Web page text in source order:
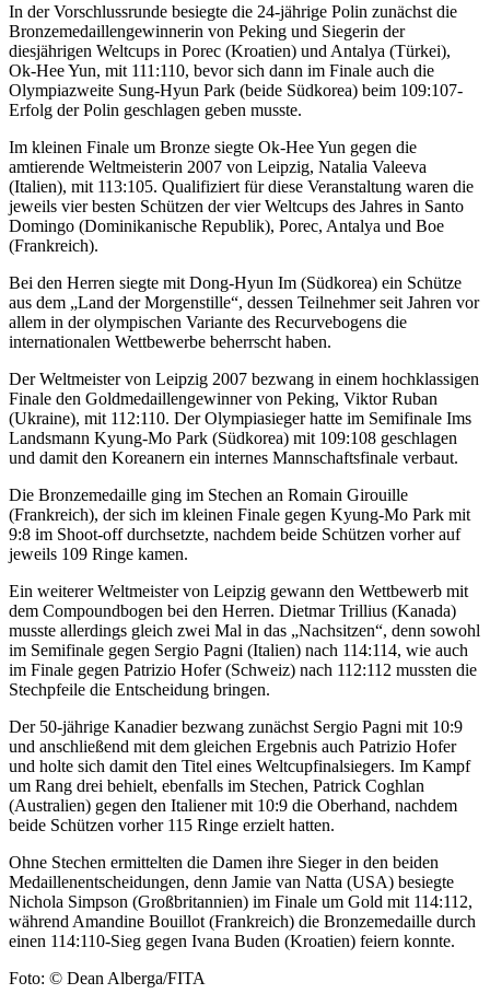
In der Vorschlussrunde besiegte die 24-jährige Polin zunächst die
Bronzemedaillengewinnerin von Peking und Siegerin der
diesjährigen Weltcups in Porec (Kroatien) und Antalya (Türkei),
Ok-Hee Yun, mit 111:110, bevor sich dann im Finale auch die
Olympiazweite Sung-Hyun Park (beide Südkorea) beim 109:107-
Erfolg der Polin geschlagen geben musste.
Im kleinen Finale um Bronze siegte Ok-Hee Yun gegen die
amtierende Weltmeisterin 2007 von Leipzig, Natalia Valeeva
(Italien), mit 113:105. Qualifiziert für diese Veranstaltung waren die
jeweils vier besten Schützen der vier Weltcups des Jahres in Santo
Domingo (Dominikanische Republik), Porec, Antalya und Boe
(Frankreich).
Bei den Herren siegte mit Dong-Hyun Im (Südkorea) ein Schütze
aus dem „Land der Morgenstille“, dessen Teilnehmer seit Jahren vor
allem in der olympischen Variante des Recurvebogens die
internationalen Wettbewerbe beherrscht haben.
Der Weltmeister von Leipzig 2007 bezwang in einem hochklassigen
Finale den Goldmedaillengewinner von Peking, Viktor Ruban
(Ukraine), mit 112:110. Der Olympiasieger hatte im Semifinale Ims
Landsmann Kyung-Mo Park (Südkorea) mit 109:108 geschlagen
und damit den Koreanern ein internes Mannschaftsfinale verbaut.
Die Bronzemedaille ging im Stechen an Romain Girouille
(Frankreich), der sich im kleinen Finale gegen Kyung-Mo Park mit
9:8 im Shoot-off durchsetzte, nachdem beide Schützen vorher auf
jeweils 109 Ringe kamen.
Ein weiterer Weltmeister von Leipzig gewann den Wettbewerb mit
dem Compoundbogen bei den Herren. Dietmar Trillius (Kanada)
musste allerdings gleich zwei Mal in das „Nachsitzen“, denn sowohl
im Semifinale gegen Sergio Pagni (Italien) nach 114:114, wie auch
im Finale gegen Patrizio Hofer (Schweiz) nach 112:112 mussten die
Stechpfeile die Entscheidung bringen.
Der 50-jährige Kanadier bezwang zunächst Sergio Pagni mit 10:9
und anschließend mit dem gleichen Ergebnis auch Patrizio Hofer
und holte sich damit den Titel eines Weltcupfinalsiegers. Im Kampf
um Rang drei behielt, ebenfalls im Stechen, Patrick Coghlan
(Australien) gegen den Italiener mit 10:9 die Oberhand, nachdem
beide Schützen vorher 115 Ringe erzielt hatten.
Ohne Stechen ermittelten die Damen ihre Sieger in den beiden
Medaillenentscheidungen, denn Jamie van Natta (USA) besiegte
Nichola Simpson (Großbritannien) im Finale um Gold mit 114:112,
während Amandine Bouillot (Frankreich) die Bronzemedaille durch
einen 114:110-Sieg gegen Ivana Buden (Kroatien) feiern konnte.
Foto: © Dean Alberga/FITA